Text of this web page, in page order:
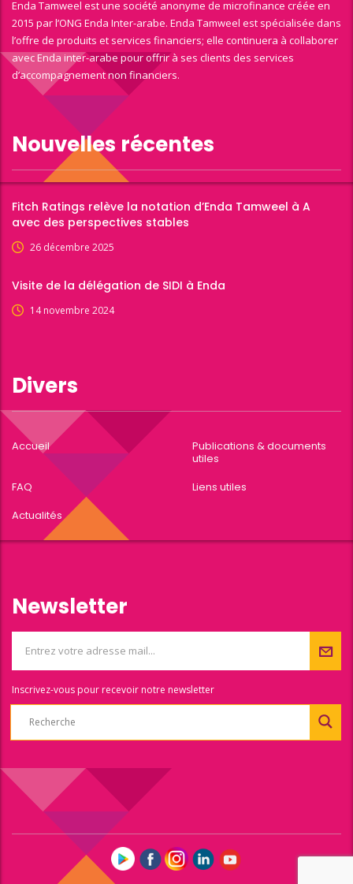
Enda Tamweel est une société anonyme de microfinance créée en
2015 par l’ONG Enda Inter-arabe. Enda Tamweel est spécialisée dans
l’offre de produits et services financiers; elle continuera à collaborer
avec Enda inter-arabe pour offrir à ses clients des services
d’accompagnement non financiers.
Nouvelles récentes
Fitch Ratings relève la notation d’Enda Tamweel à A
avec des perspectives stables
26 décembre 2025
Visite de la délégation de SIDI à Enda
14 novembre 2024
Divers
Accueil
Publications & documents
utiles
FAQ
Liens utiles
Actualités
Newsletter
Inscrivez-vous pour recevoir notre newsletter